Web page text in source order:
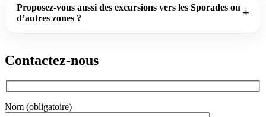
Proposez-vous aussi des excursions vers les Sporades ou
d’autres zones ?
Contactez-nous
Nom (obligatoire)